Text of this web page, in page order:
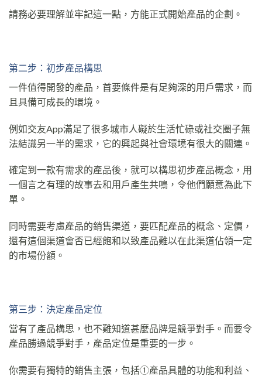
請務必要理解並牢記這一點，方能正式開始產品的企劃。
第二步：初步產品構思
一件值得開發的產品，首要條件是有足夠深的用戶需求，而
且具備可成長的環境。
例如交友App滿足了很多城市人礙於生活忙碌或社交圈子無
法結識另一半的需求，它的興起與社會環境有很大的關連。
確定到一款有需求的產品後，就可以構思初步產品概念，用
一個言之有理的故事去和用戶產生共鳴，令他們願意為此下
單。
同時需要考慮產品的銷售渠道，要匹配產品的概念、定價，
還有這個渠道會否已經飽和以致產品難以在此渠道佔領一定
的市場份額。
第三步：決定產品定位
當有了產品構思，也不難知道甚麼品牌是競爭對手。而要令
產品勝過競爭對手，產品定位是重要的一步。
你需要有獨特的銷售主張，包括①產品具體的功能和利益、